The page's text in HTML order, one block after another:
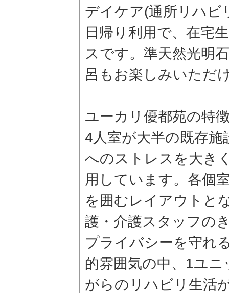
デイケア(通所リハビ
日帰り利用で、在宅
スです。準天然光明
呂もお楽しみいただ
ユーカリ優都苑の特
4人室が大半の既存
へのストレスを大き
用しています。各個
を囲むレイアウトと
護・介護スタッフの
プライバシーを守れ
的雰囲気の中、1ユ
がらのリハビリ生活